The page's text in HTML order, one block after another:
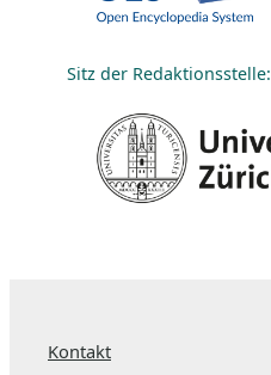
Sitz der Redaktionsstelle:
Kontakt